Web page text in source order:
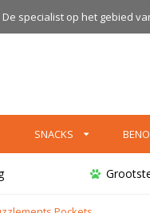
De specialist op het gebied
SNACKS